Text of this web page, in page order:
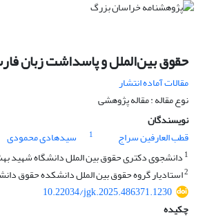
حقوق بین‌الملل و پاسداشت زبان
مقالات آماده انتشار
نوع مقاله : مقاله پژوهشی
نویسندگان
قطب العارفین سراج
1 سیدهادی محمودی
1 دانشجوی دکتری حقوق بین الملل دانشگاه شهید
2استادیار گروه حقوق بین الملل دانشکده حقوق
10.22034/jgk.2025.486371.1230
چکیده